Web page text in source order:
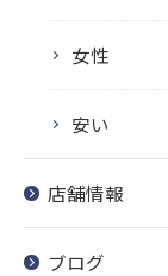
女性
安い
店舗情報
ブログ